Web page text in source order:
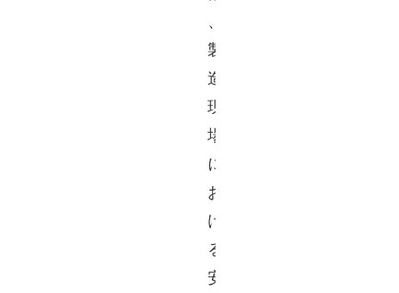
、
製
造
現
場
に
お
け
る
安